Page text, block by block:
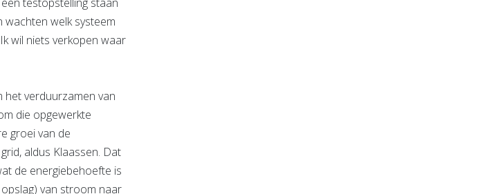
wachten welk systeem
wil niets verkopen waar
het verduurzamen van
die opgewerkte
groei van de
aldus Klaassen. Dat
de energiebehoefte is
van stroom naar